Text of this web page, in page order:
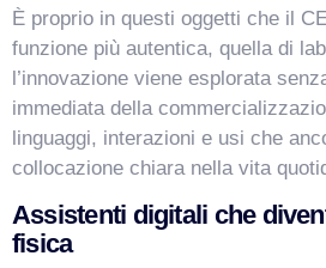
È proprio in questi oggetti che il
funzione più autentica, quella di
l’innovazione viene esplorata
immediata della
linguaggi, interazioni e usi che
collocazione chiara nella vita
Assistenti digitali che
fisica